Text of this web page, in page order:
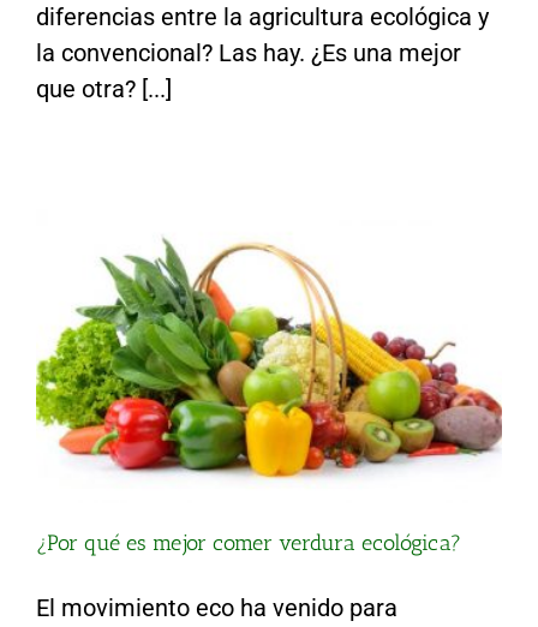
diferencias entre la agricultura ecológica y
la convencional? Las hay. ¿Es una mejor
que otra? [...]
¿Por qué es mejor comer verdura ecológica?
¿Por qué es mejor comer verdura ecológica?
El movimiento eco ha venido para